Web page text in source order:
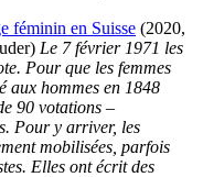
féminin en Suisse (2020,
Le 7 février 1971 les
Pour que les femmes
aux hommes en 1848
90 votations –
Pour y arriver, les
mobilisées, parfois
Elles ont écrit des